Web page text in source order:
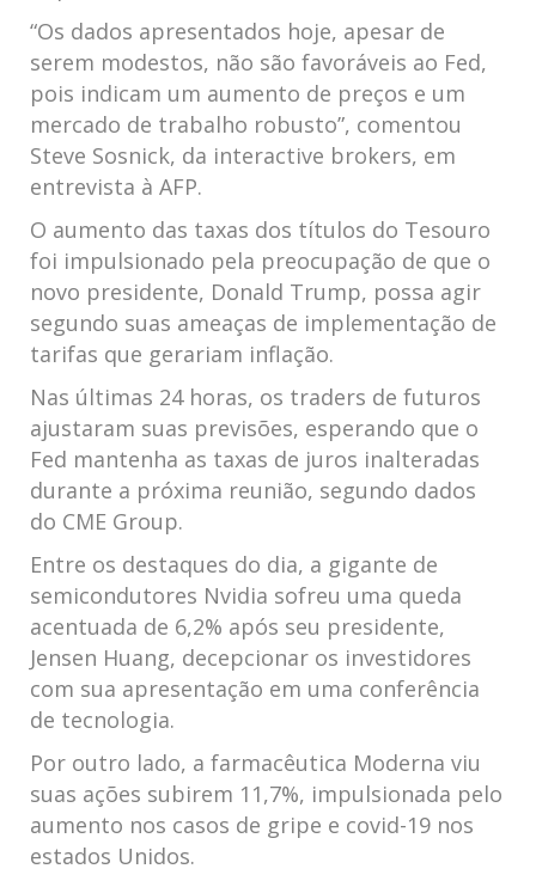
“Os ​dados apresentados hoje, apesar​ de
serem modestos, não são‌ favoráveis ⁢ao Fed,
pois indicam um aumento de preços e um
mercado​ de trabalho robusto”, comentou
Steve‌ Sosnick, da ‍interactive brokers, em
entrevista à⁢ AFP.
O aumento das taxas dos títulos do Tesouro​
foi ⁣impulsionado pela preocupação de‌ que o
novo presidente, Donald Trump, possa agir
segundo suas ameaças de implementação de
tarifas que gerariam inflação.
Nas últimas 24 ⁣horas, os traders de futuros
ajustaram suas previsões, esperando que⁣ o
Fed mantenha as taxas de juros inalteradas
durante a próxima reunião, segundo ‌dados
do CME Group.
Entre os destaques do dia, a gigante​ de
semicondutores Nvidia sofreu uma queda
acentuada⁣ de 6,2% após seu presidente,
Jensen Huang, decepcionar os investidores
com sua apresentação em uma conferência
de⁣ tecnologia.
Por outro lado, a farmacêutica Moderna viu
suas ações subirem 11,7%, impulsionada pelo
aumento⁣ nos casos de gripe e covid-19 nos
estados ⁢Unidos.